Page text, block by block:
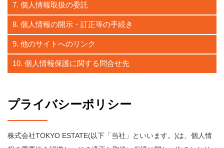
7. 個人情報取扱の委託
8. 個人情報の開示・訂正等の手続き
9. 他のサイトへのリンク
10. 個人情報保護に関する問合せ先
プライバシーポリシー
株式会社TOKYO ESTATE(以下「当社」といいます。)は、個人情